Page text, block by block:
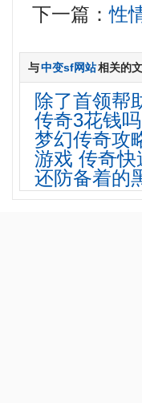
下一篇：性
与中变sf网站相关的
除了首领帮
传奇3花钱
梦幻传奇攻
游戏 传奇
还防备着的